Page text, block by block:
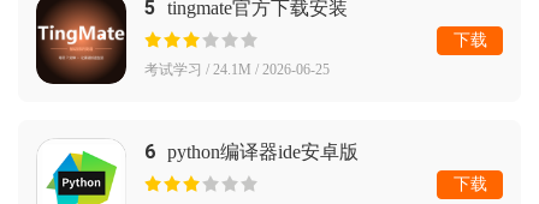
5 tingmate官方下载安装
考试学习 / 24.1M / 2026-06-25
下载
6 python编译器ide安卓版
下载